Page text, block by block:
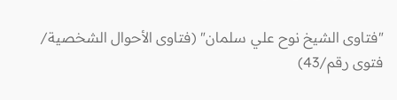
"فتاوى الشيخ نوح علي سلمان" (فتاوى الأحوال الشخصية/
فتوى رقم/43)